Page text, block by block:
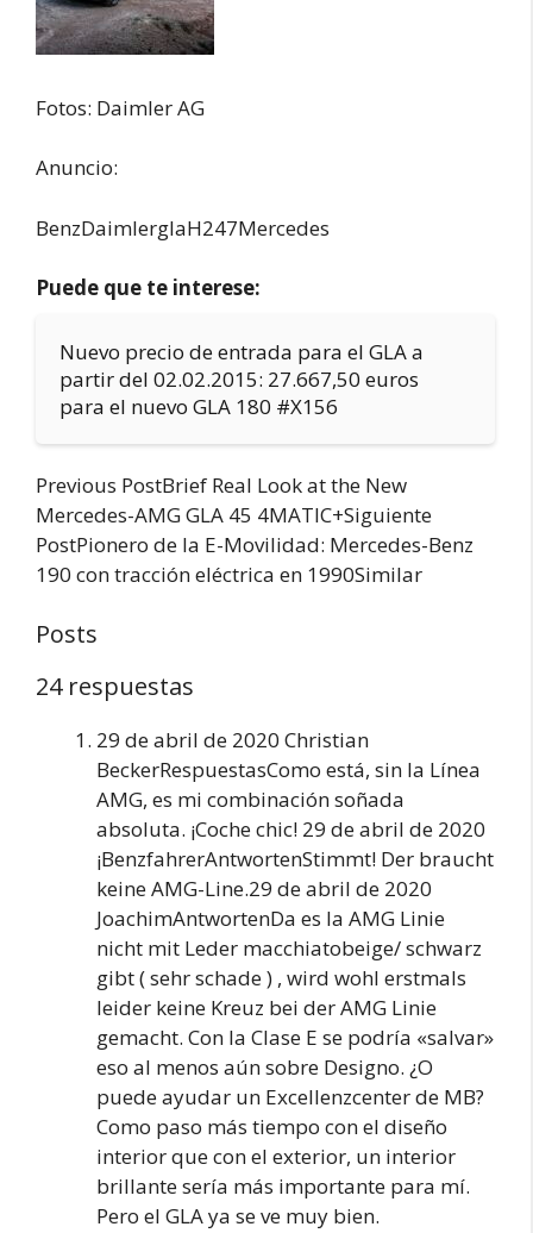
Fotos: Daimler AG
Anuncio:
BenzDaimlerglaH247Mercedes
Puede que te interese:
Nuevo precio de entrada para el GLA a
partir del 02.02.2015: 27.667,50 euros
para el nuevo GLA 180 #X156
Previous PostBrief Real Look at the New
Mercedes-AMG GLA 45 4MATIC+Siguiente
PostPionero de la E-Movilidad: Mercedes-Benz
190 con tracción eléctrica en 1990Similar
Posts
24 respuestas
29 de abril de 2020 Christian
BeckerRespuestasComo está, sin la Línea
AMG, es mi combinación soñada
absoluta. ¡Coche chic! 29 de abril de 2020
¡BenzfahrerAntwortenStimmt! Der braucht
keine AMG-Line.29 de abril de 2020
JoachimAntwortenDa es la AMG Linie
nicht mit Leder macchiatobeige/ schwarz
gibt ( sehr schade ) , wird wohl erstmals
leider keine Kreuz bei der AMG Linie
gemacht. Con la Clase E se podría «salvar»
eso al menos aún sobre Designo. ¿O
puede ayudar un Excellenzcenter de MB?
Como paso más tiempo con el diseño
interior que con el exterior, un interior
brillante sería más importante para mí.
Pero el GLA ya se ve muy bien.